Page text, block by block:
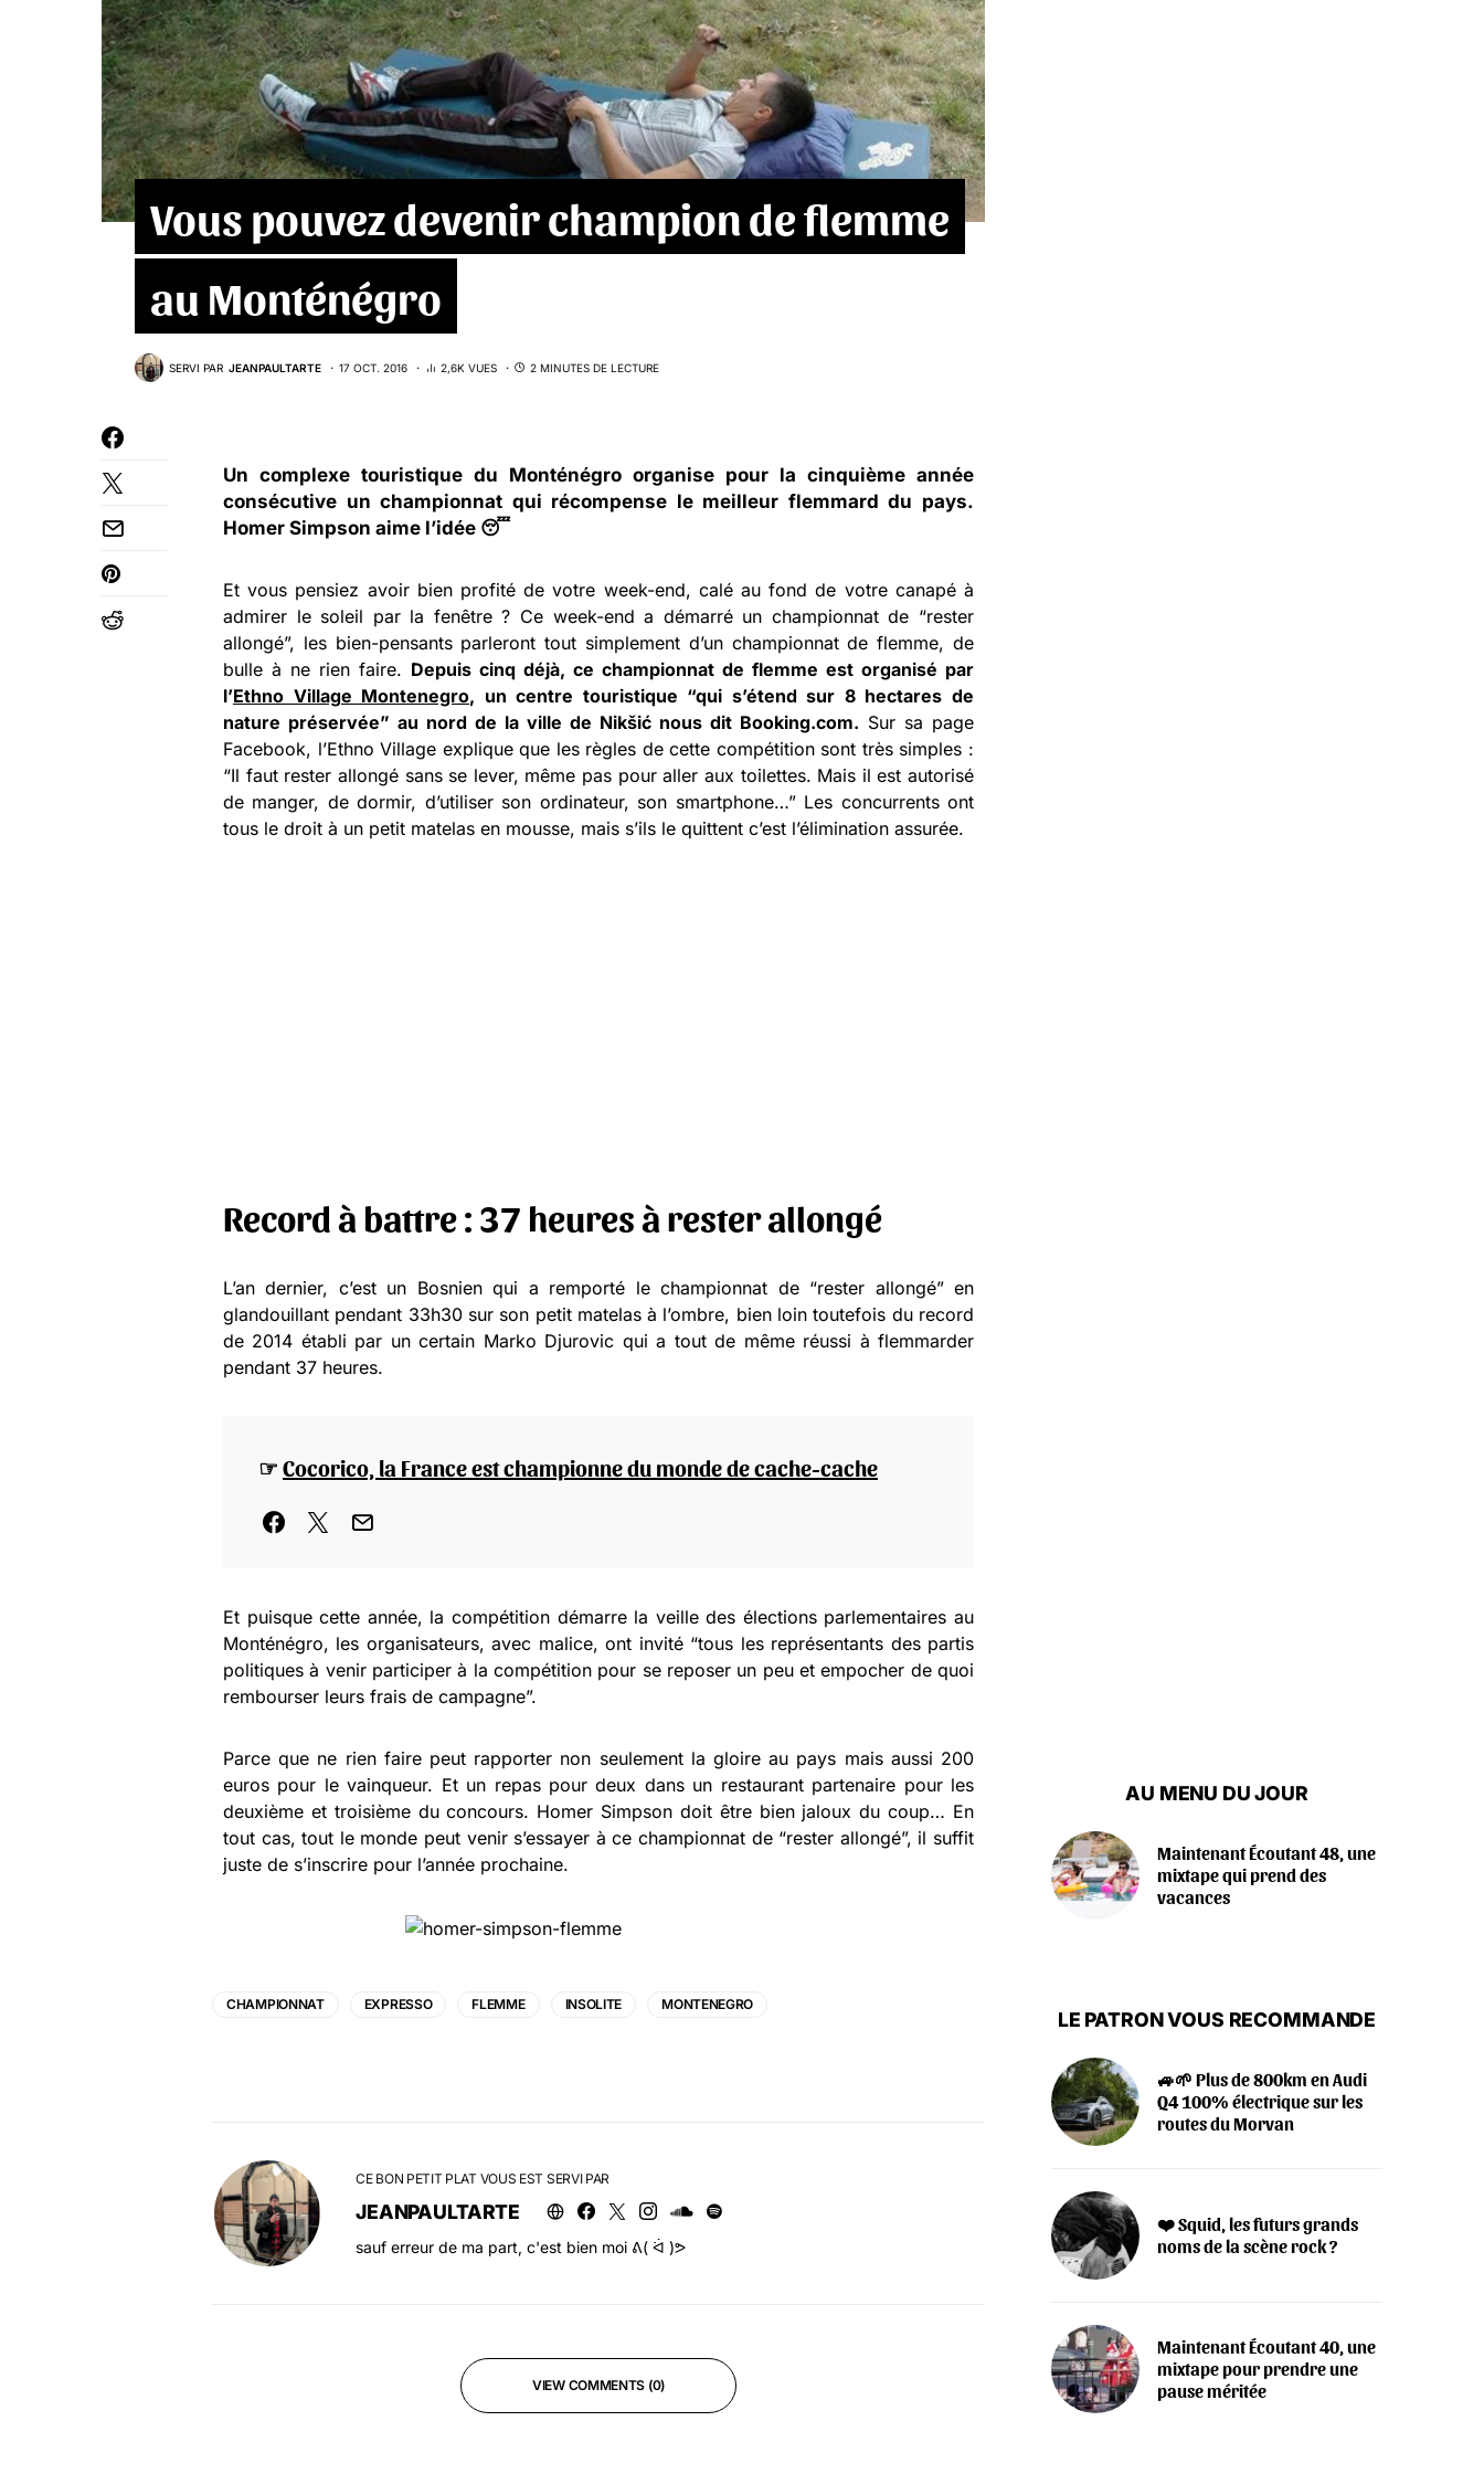
Vous pouvez devenir champion de flemme
au Monténégro
SERVI PAR JEANPAULTARTE 17 OCT. 2016 2,6K VUES 2 MINUTES DE LECTURE
Un complexe touristique du Monténégro organise pour la cinquième année
consécutive un championnat qui récompense le meilleur flemmard du pays.
Homer Simpson aime l’idée 😴
Et vous pensiez avoir bien profité de votre week-end, calé au fond de votre canapé à
admirer le soleil par la fenêtre ? Ce week-end a démarré un championnat de “rester
allongé”, les bien-pensants parleront tout simplement d’un championnat de flemme, de
bulle à ne rien faire. Depuis cinq déjà, ce championnat de flemme est organisé par
l’Ethno Village Montenegro, un centre touristique “qui s’étend sur 8 hectares de
nature préservée” au nord de la ville de Nikšić nous dit Booking.com. Sur sa page
Facebook, l’Ethno Village explique que les règles de cette compétition sont très simples :
“Il faut rester allongé sans se lever, même pas pour aller aux toilettes. Mais il est autorisé
de manger, de dormir, d’utiliser son ordinateur, son smartphone…” Les concurrents ont
tous le droit à un petit matelas en mousse, mais s’ils le quittent c’est l’élimination assurée.
Record à battre : 37 heures à rester allongé
L’an dernier, c’est un Bosnien qui a remporté le championnat de “rester allongé” en
glandouillant pendant 33h30 sur son petit matelas à l’ombre, bien loin toutefois du record
de 2014 établi par un certain Marko Djurovic qui a tout de même réussi à flemmarder
pendant 37 heures.
☞ Cocorico, la France est championne du monde de cache-cache
Et puisque cette année, la compétition démarre la veille des élections parlementaires au
Monténégro, les organisateurs, avec malice, ont invité “tous les représentants des partis
politiques à venir participer à la compétition pour se reposer un peu et empocher de quoi
rembourser leurs frais de campagne”.
Parce que ne rien faire peut rapporter non seulement la gloire au pays mais aussi 200
euros pour le vainqueur. Et un repas pour deux dans un restaurant partenaire pour les
deuxième et troisième du concours. Homer Simpson doit être bien jaloux du coup… En
tout cas, tout le monde peut venir s’essayer à ce championnat de “rester allongé”, il suffit
juste de s’inscrire pour l’année prochaine.
CHAMPIONNAT EXPRESSO FLEMME INSOLITE MONTENEGRO
CE BON PETIT PLAT VOUS EST SERVI PAR
JEANPAULTARTE
sauf erreur de ma part, c'est bien moi ᕕ( ᐛ )ᕗ
VIEW COMMENTS (0)
AU MENU DU JOUR
Maintenant Écoutant 48, une
mixtape qui prend des
vacances
LE PATRON VOUS RECOMMANDE
🚙🌱 Plus de 800km en Audi
Q4 100% électrique sur les
routes du Morvan
❤️ Squid, les futurs grands
noms de la scène rock ?
Maintenant Écoutant 40, une
mixtape pour prendre une
pause méritée